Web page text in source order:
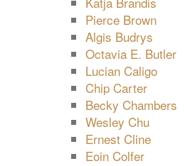
Pierce Brown
Algis Budrys
Octavia E. Butler
Lucian Caligo
Chip Carter
Becky Chambers
Wesley Chu
Ernest Cline
Eoin Colfer